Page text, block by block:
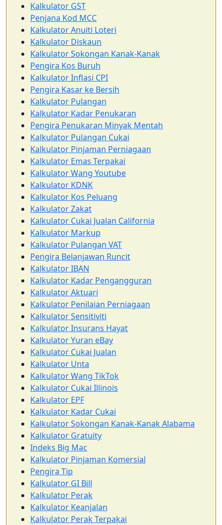
Kalkulator GST
Penjana Kod MCC
Kalkulator Anuiti Loteri
Kalkulator Diskaun
Kalkulator Sokongan Kanak-Kanak
Pengira Kos Buruh
Kalkulator Inflasi CPI
Pengira Kasar ke Bersih
Kalkulator Pulangan
Kalkulator Kadar Penukaran
Pengira Penukaran Minyak Mentah
Kalkulator Pulangan Cukai
Kalkulator Pinjaman Perniagaan
Kalkulator Emas Terpakai
Kalkulator Wang Youtube
Kalkulator KDNK
Kalkulator Kos Peluang
Kalkulator Zakat
Kalkulator Cukai Jualan California
Kalkulator Markup
Kalkulator Pulangan VAT
Pengira Belanjawan Runcit
Kalkulator IBAN
Kalkulator Kadar Pengangguran
Kalkulator Aktuari
Kalkulator Penilaian Perniagaan
Kalkulator Sensitiviti
Kalkulator Insurans Hayat
Kalkulator Yuran eBay
Kalkulator Cukai Jualan
Kalkulator Unta
Kalkulator Wang TikTok
Kalkulator Cukai Illinois
Kalkulator EPF
Kalkulator Kadar Cukai
Kalkulator Sokongan Kanak-Kanak Alabama
Kalkulator Gratuity
Indeks Big Mac
Kalkulator Pinjaman Komersial
Pengira Tip
Kalkulator GI Bill
Kalkulator Perak
Kalkulator Keanjalan
Kalkulator Perak Terpakai